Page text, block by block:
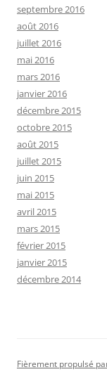
septembre 2016
août 2016
juillet 2016
mai 2016
mars 2016
janvier 2016
décembre 2015
octobre 2015
août 2015
juillet 2015
juin 2015
mai 2015
avril 2015
mars 2015
février 2015
janvier 2015
décembre 2014
Fièrement propulsé